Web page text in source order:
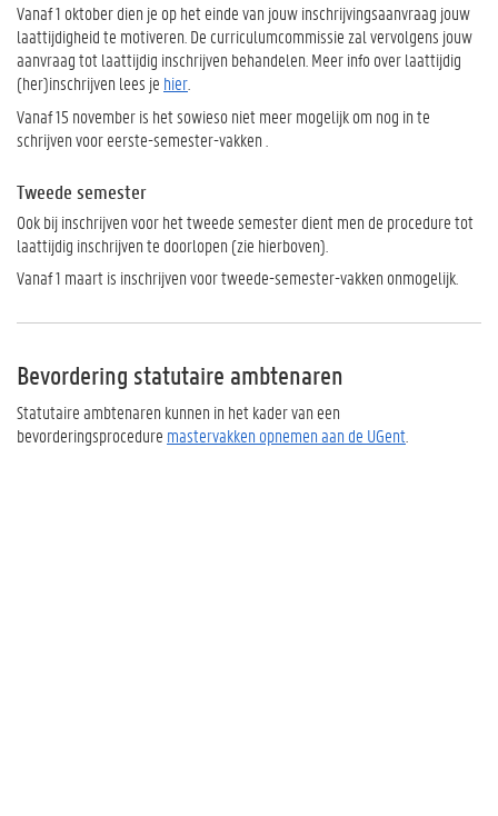
Vanaf 1 oktober dien je op het einde van jouw inschrijvingsaanvraag jouw
laattijdigheid te motiveren. De curriculumcommissie zal vervolgens jouw
aanvraag tot laattijdig inschrijven behandelen. Meer info over laattijdig
(her)inschrijven lees je hier
Vanaf 15 november is het sowieso niet meer mogelijk om nog in te
schrijven voor eerste-semester-vakken .
Tweede semester
Ook bij inschrijven voor het tweede semester dient men de procedure tot
laattijdig inschrijven te doorlopen (zie hierboven).
Vanaf 1 maart is inschrijven voor tweede-semester-vakken onmogelijk.
Bevordering statutaire ambtenaren
Statutaire ambtenaren kunnen in het kader van een
bevorderingsprocedure mastervakken opnemen aan de UGent